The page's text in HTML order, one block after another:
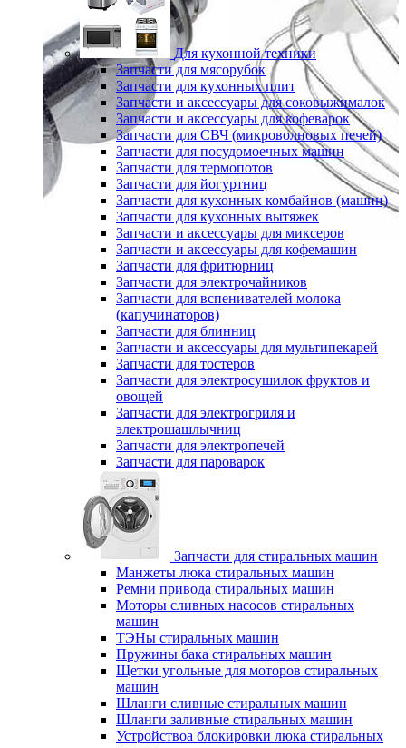
Для кухонной техники
Запчасти для мясорубок
Запчасти для кухонных плит
Запчасти и аксессуары для соковыжималок
Запчасти и аксессуары для кофеварок
Запчасти для СВЧ (микроволновых печей)
Запчасти для посудомоечных машин
Запчасти для термопотов
Запчасти для йогуртниц
Запчасти для кухонных комбайнов (машин)
Запчасти для кухонных вытяжек
Запчасти и аксессуары для миксеров
Запчасти и аксессуары для кофемашин
Запчасти для фритюрниц
Запчасти для электрочайников
Запчасти для вспенивателей молока
(капучинаторов)
Запчасти для блинниц
Запчасти и аксессуары для мультипекарей
Запчасти для тостеров
Запчасти для электросушилок фруктов и
овощей
Запчасти для электрогриля и
электрошашлычниц
Запчасти для электропечей
Запчасти для пароварок
Запчасти для стиральных машин
Манжеты люка стиральных машин
Ремни привода стиральных машин
Моторы сливных насосов стиральных
машин
ТЭНы стиральных машин
Пружины бака стиральных машин
Щетки угольные для моторов стиральных
машин
Шланги сливные стиральных машин
Шланги заливные стиральных машин
Устройствоа блокировки люка стиральных